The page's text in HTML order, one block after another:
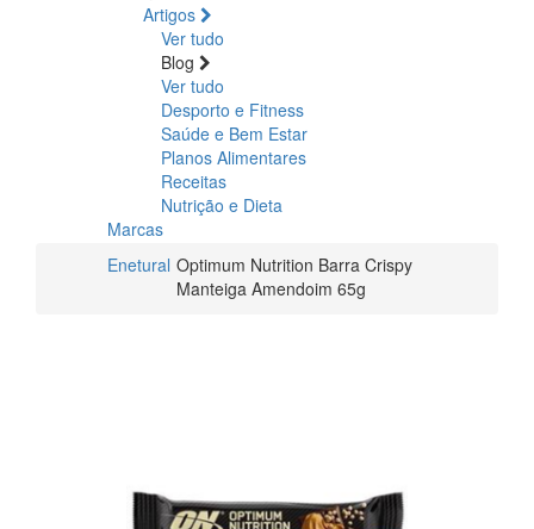
Artigos
Ver tudo
Blog
Ver tudo
Desporto e Fitness
Saúde e Bem Estar
Planos Alimentares
Receitas
Nutrição e Dieta
Marcas
Enetural Optimum Nutrition Barra Crispy
Manteiga Amendoim 65g